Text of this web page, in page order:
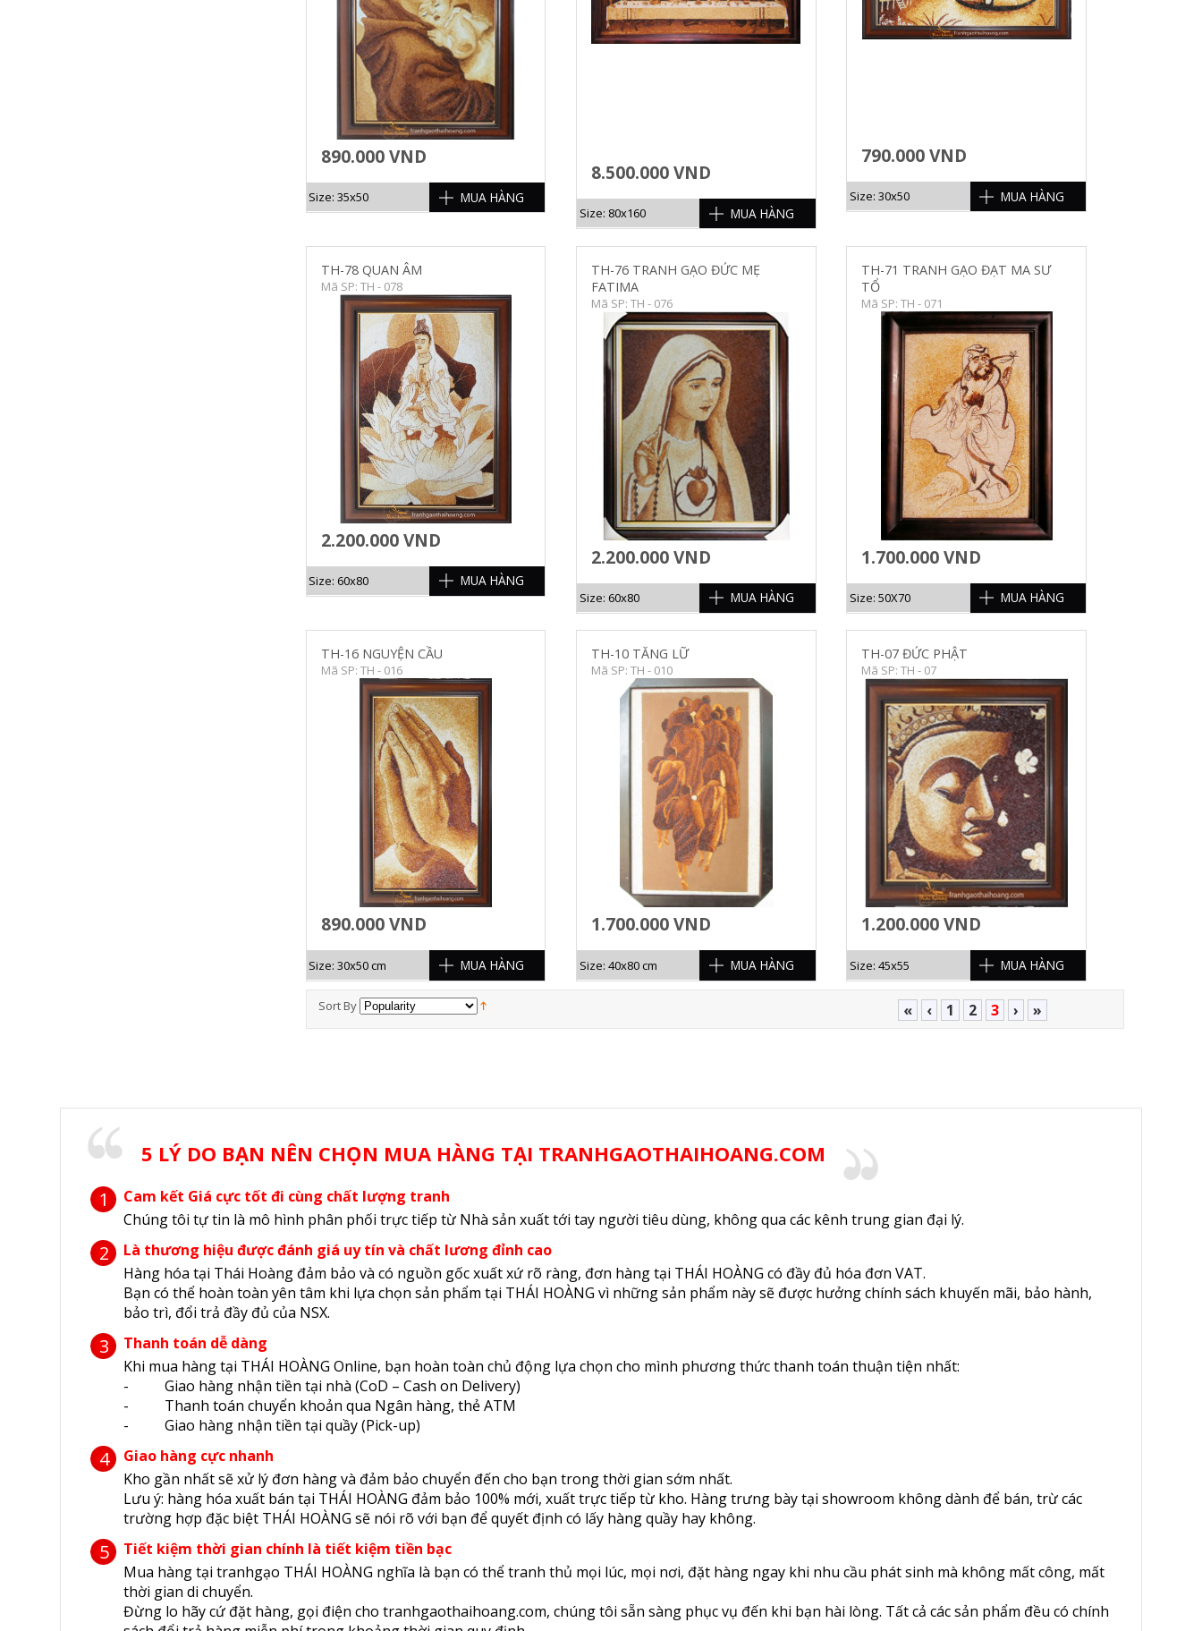
890.000 VND
Size: 35x50 MUA HÀNG
8.500.000 VND
Size: 80x160 MUA HÀNG
790.000 VND
Size: 30x50 MUA HÀNG
TH-78 QUAN ÂM
Mã SP: TH - 078
2.200.000 VND
Size: 60x80 MUA HÀNG
TH-76 TRANH GẠO ĐỨC MẸ
FATIMA
Mã SP: TH - 076
CHI TIẾT
2.200.000 VND
Size: 60x80 MUA HÀNG
TH-71 TRANH GẠO ĐẠT MA SƯ
TỔ
Mã SP: TH - 071
CHI TIẾT
1.700.000 VND
Size: 50X70 MUA HÀNG
TH-16 NGUYỆN CẦU
Mã SP: TH - 016
890.000 VND
Size: 30x50 cm MUA HÀNG
TH-10 TĂNG LỮ
Mã SP: TH - 010
CHI TIẾT
1.700.000 VND
Size: 40x80 cm MUA HÀNG
TH-07 ĐỨC PHẬT
Mã SP: TH - 07
CHI TIẾT
1.200.000 VND
Size: 45x55 MUA HÀNG
Sort By « ‹ 1 2 3 › »
5 LÝ DO BẠN NÊN CHỌN MUA HÀNG TẠI TRANHGAOTHAIHOANG.COM
1
Cam kết Giá cực tốt đi cùng chất lượng tranh
Chúng tôi tự tin là mô hình phân phối trực tiếp từ Nhà sản xuất tới tay người tiêu dùng, không qua các kênh trung gian đại lý.
2
Là thương hiệu được đánh giá uy tín và chất lương đỉnh cao
Hàng hóa tại Thái Hoàng đảm bảo và có nguồn gốc xuất xứ rõ ràng, đơn hàng tại THÁI HOÀNG có đầy đủ hóa đơn VAT.
Bạn có thể hoàn toàn yên tâm khi lựa chọn sản phẩm tại THÁI HOÀNG vì những sản phẩm này sẽ được hưởng chính sách khuyến mãi, bảo hành,
bảo trì, đổi trả đầy đủ của NSX.
3
Thanh toán dễ dàng
Khi mua hàng tại THÁI HOÀNG Online, bạn hoàn toàn chủ động lựa chọn cho mình phương thức thanh toán thuận tiện nhất:
- Giao hàng nhận tiền tại nhà (CoD – Cash on Delivery)
- Thanh toán chuyển khoản qua Ngân hàng, thẻ ATM
- Giao hàng nhận tiền tại quầy (Pick-up)
4
Giao hàng cực nhanh
Kho gần nhất sẽ xử lý đơn hàng và đảm bảo chuyển đến cho bạn trong thời gian sớm nhất.
Lưu ý: hàng hóa xuất bán tại THÁI HOÀNG đảm bảo 100% mới, xuất trực tiếp từ kho. Hàng trưng bày tại showroom không dành để bán, trừ các
trường hợp đặc biệt THÁI HOÀNG sẽ nói rõ với bạn để quyết định có lấy hàng quầy hay không.
5
Tiết kiệm thời gian chính là tiết kiệm tiền bạc
Mua hàng tại tranhgạo THÁI HOÀNG nghĩa là bạn có thể tranh thủ mọi lúc, mọi nơi, đặt hàng ngay khi nhu cầu phát sinh mà không mất công, mất
thời gian di chuyển.
Đừng lo hãy cứ đặt hàng, gọi điện cho tranhgaothaihoang.com, chúng tôi sẵn sàng phục vụ đến khi bạn hài lòng. Tất cả các sản phẩm đều có chính